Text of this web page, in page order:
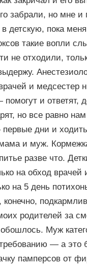
забрали, но мне
в детскую, пока
такие вопли
не отходили,
и медсестер
и ответят,
но все равно
дни и
и муж.
разве что.
на обход
на 5 день
конечно,
родителей за
Муж
— а это
памперсов от